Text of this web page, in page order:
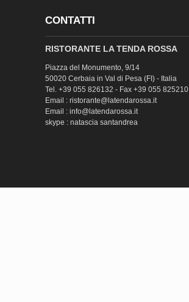
CONTATTI
RISTORANTE LA TENDA ROSSA
Piazza del Monumento, 9/14
50020 Cerbaia in Val di Pesa (FI) - Italia
Tel. +39 055 826132 - Fax +39 055 825210
Email : ristorante@latendarossa.it
Email : info@latendarossa.it
skype : natascia santandrea